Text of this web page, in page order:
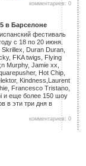
комментариев: 0
в Барселоне
фестиваль
с 18 по 20 июня.
Duran Duran,
FKA twigs, Flying
Murphy, Jamie xx,
Hot Chip,
Kindness,Laurent
Francesco Tristano,
и еще более 150 шоу
в эти три дня в
комментариев: 0